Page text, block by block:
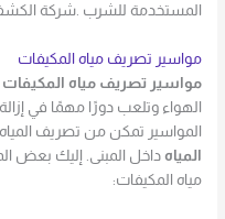
المستخدمة للشرب .شركة
مواسير تصريف مياه المكيفات
مواسير تصريف مياه المكيفات
الهواء وتلعب دورًا مهمًا في
المواسير تمكن من تصريف
المياهداخل المبنى. إليك بعض
مياه المكيفات: